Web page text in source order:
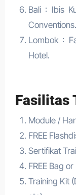
Bali : Ibis
Conventions.
Lombok :
Hotel.
Fasilitas
Module /
FREE
Sertifikat
FREE Bag
Training Kit